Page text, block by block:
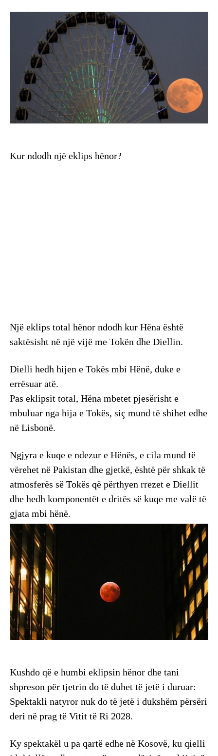
Kur ndodh një eklips hënor?
Një eklips total hënor ndodh kur Hëna është
saktësisht në një vijë me Tokën dhe Diellin.
Dielli hedh hijen e Tokës mbi Hënë, duke e
errësuar atë.
Pas eklipsit total, Hëna mbetet pjesërisht e
mbuluar nga hija e Tokës, siç mund të shihet edhe
në Lisbonë.
Ngjyra e kuqe e ndezur e Hënës, e cila mund të
vërehet në Pakistan dhe gjetkë, është për shkak të
atmosferës së Tokës që përthyen rrezet e Diellit
dhe hedh komponentët e dritës së kuqe me valë të
gjata mbi hënë.
Kushdo që e humbi eklipsin hënor dhe tani
shpreson për tjetrin do të duhet të jetë i duruar:
Spektakli natyror nuk do të jetë i dukshëm përsëri
deri në prag të Vitit të Ri 2028.
Ky spektakël u pa qartë edhe në Kosovë, ku qielli